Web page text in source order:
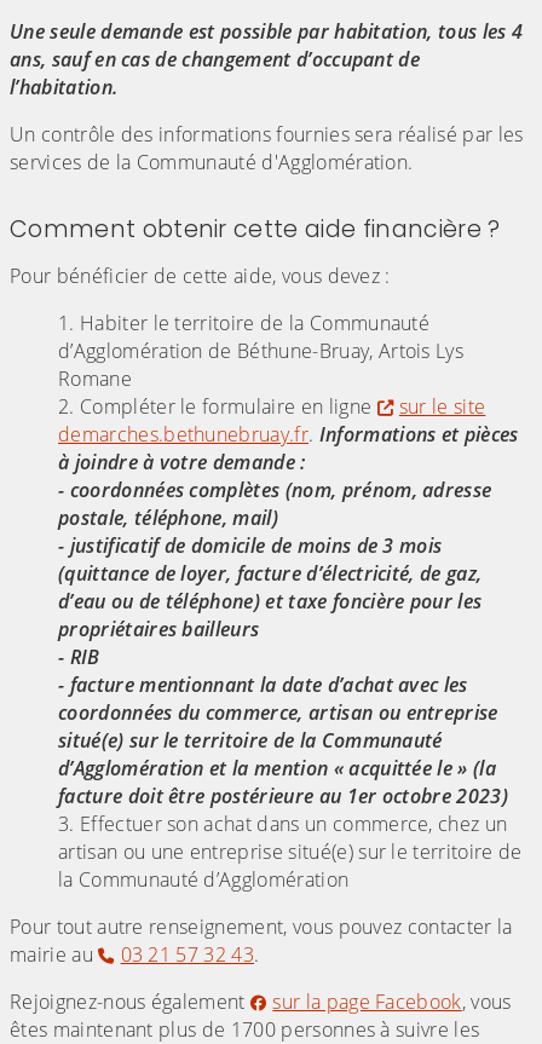
Une seule demande est possible par habitation, tous les 4
ans, sauf en cas de changement d’occupant de
l’habitation.
Un contrôle des informations fournies sera réalisé par les
services de la Communauté d'Agglomération.
Comment obtenir cette aide financière ?
Pour bénéficier de cette aide, vous devez :
Habiter le territoire de la Communauté
d’Agglomération de Béthune-Bruay, Artois Lys
Romane
Compléter le formulaire en ligne
sur le site
demarches.bethunebruay.fr. Informations et pièces
à joindre à votre demande :
- coordonnées complètes (nom, prénom, adresse
postale, téléphone, mail)
- justificatif de domicile de moins de 3 mois
(quittance de loyer, facture d’électricité, de gaz,
d’eau ou de téléphone) et taxe foncière pour les
propriétaires bailleurs
- RIB
- ​​​​​​​facture mentionnant la date d’achat avec les
coordonnées du commerce, artisan ou entreprise
situé(e) sur le territoire de la Communauté
d’Agglomération et la mention « acquittée le » (la
facture doit être postérieure au 1er octobre 2023)
Effectuer son achat dans un commerce, chez un
artisan ou une entreprise situé(e) sur le territoire de
la Communauté d’Agglomération
Pour tout autre renseignement, vous pouvez contacter la
mairie au
03 21 57 32 43.
Rejoignez-nous également
sur la page Facebook, vous
êtes maintenant plus de 1700 personnes à suivre les